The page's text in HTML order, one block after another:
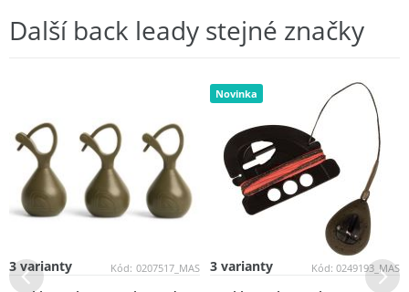
Další back leady stejné značky
Kód: 0207517_MAS
3 varianty
Novinka
Kód: 0249193_MAS
3 varianty